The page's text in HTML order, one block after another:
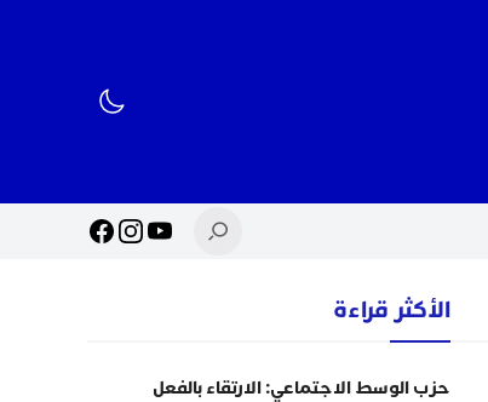
الأكثر قراءة
حزب الوسط الاجتماعي: الارتقاء بالفعل